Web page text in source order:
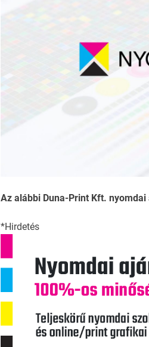
Az alábbi Duna-Print Kft.
*Hirdetés